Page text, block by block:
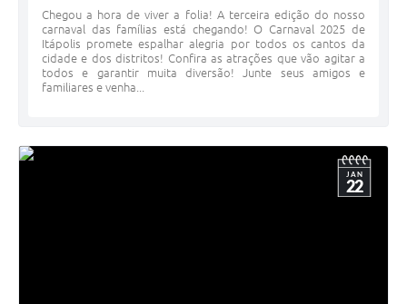
Chegou a hora de viver a folia! A terceira edição do nosso
carnaval das famílias está chegando! O Carnaval 2025 de
Itápolis promete espalhar alegria por todos os cantos da
cidade e dos distritos! Confira as atrações que vão agitar a
todos e garantir muita diversão! Junte seus amigos e
familiares e venha...
JAN
22